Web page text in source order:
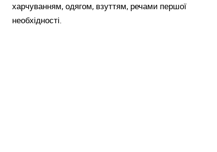
харчуванням, одягом, взуттям, речами першої
необхідності.